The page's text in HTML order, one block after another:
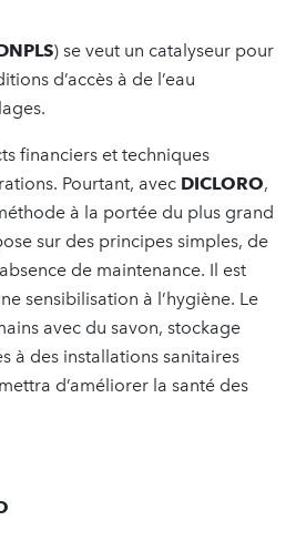
) se veut un catalyseur pour
d’accès à de l’eau
financiers et techniques
Pourtant, avec DICLORO,
à la portée du plus grand
sur des principes simples, de
de maintenance. Il est
sensibilisation à l’hygiène. Le
avec du savon, stockage
à des installations sanitaires
d’améliorer la santé des